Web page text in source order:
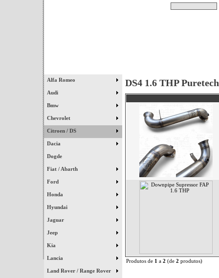
Alfa Romeo
Audi
Bmw
Chevrolet
Citroen / DS
Dacia
Dogde
Fiat / Abarth
Ford
Honda
Hyundai
Jaguar
Jeep
Kia
Lancia
Land Rover / Range Rover
DS4 1.6 THP Puretech
Produtos de 1 a 2 (de 2 produtos)